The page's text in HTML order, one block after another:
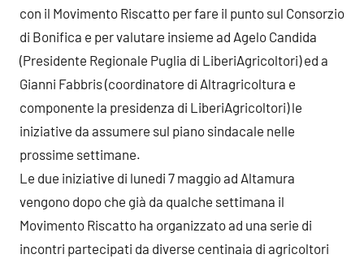
con il Movimento Riscatto per fare il punto sul Consorzio
di Bonifica e per valutare insieme ad Agelo Candida
(Presidente Regionale Puglia di LiberiAgricoltori) ed a
Gianni Fabbris (coordinatore di Altragricoltura e
componente la presidenza di LiberiAgricoltori) le
iniziative da assumere sul piano sindacale nelle
prossime settimane.
Le due iniziative di lunedi 7 maggio ad Altamura
vengono dopo che già da qualche settimana il
Movimento Riscatto ha organizzato ad una serie di
incontri partecipati da diverse centinaia di agricoltori